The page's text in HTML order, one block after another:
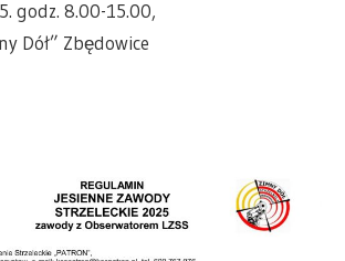
godz. 8.00-15.00,
Dół” Zbędowice